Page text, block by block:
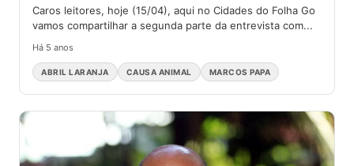
Caros leitores, hoje (15/04), aqui no Cidades do Folha Go
vamos compartilhar a segunda parte da entrevista com...
Há 5 anos
ABRIL LARANJA CAUSA ANIMAL MARCOS PAPA